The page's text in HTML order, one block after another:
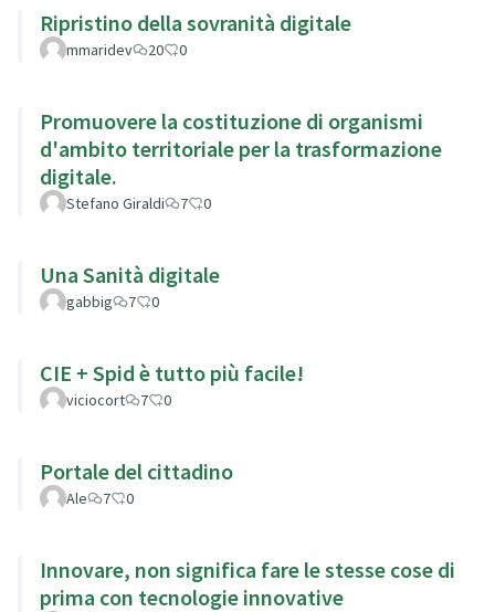
Ripristino della sovranità digitale
mmaridev 20 0
Promuovere la costituzione di organismi
d'ambito territoriale per la trasformazione
digitale.
Stefano Giraldi 7 0
Una Sanità digitale
gabbig 7 0
CIE + Spid è tutto più facile!
viciocort 7 0
Portale del cittadino
Ale 7 0
Innovare, non significa fare le stesse cose di
prima con tecnologie innovative